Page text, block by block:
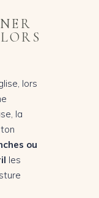
lors
la
ou
les